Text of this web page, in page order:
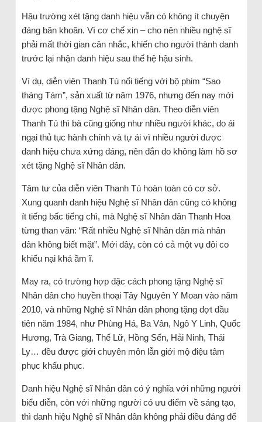
Hậu trường xét tặng danh hiệu vẫn có không ít chuyện
đáng băn khoăn. Vì cơ chế xin – cho nên nhiều nghệ sĩ
phải mất thời gian cân nhắc, khiến cho người thành danh
trước lại nhận danh hiệu sau thế hệ hậu sinh.
Ví dụ, diễn viên Thanh Tú nổi tiếng với bộ phim “Sao
tháng Tám”, sản xuất từ năm 1976, nhưng đến nay mới
được phong tặng Nghệ sĩ Nhân dân. Theo diễn viên
Thanh Tú thì bà cũng giống như nhiều người khác, do ái
ngại thủ tục hành chính và tự ái vì nhiều người được
danh hiệu chưa xứng đáng, nên đắn đo không làm hồ sơ
xét tặng Nghệ sĩ Nhân dân.
Tâm tư của diễn viên Thanh Tú hoàn toàn có cơ sở.
Xung quanh danh hiệu Nghệ sĩ Nhân dân cũng có không
ít tiếng bấc tiếng chì, mà Nghệ sĩ Nhân dân Thanh Hoa
từng than vãn: “Rất nhiều Nghệ sĩ Nhân dân mà nhân
dân không biết mặt”. Mới đây, còn có cả một vụ đôi co
khiếu nại khá ầm ĩ.
May ra, có trường hợp đặc cách phong tặng Nghệ sĩ
Nhân dân cho huyền thoại Tây Nguyên Y Moan vào năm
2010, và những Nghệ sĩ Nhân dân phong tặng đợt đầu
tiên năm 1984, như Phùng Há, Ba Vân, Ngô Y Linh, Quốc
Hương, Trà Giang, Thế Lữ, Hồng Sến, Hải Ninh, Thái
Ly… đều được giới chuyên môn lẫn giới mộ điệu tâm
phục khẩu phục.
Danh hiệu Nghệ sĩ Nhân dân có ý nghĩa với những người
biểu diễn, còn với những người có ưu điểm về sáng tạo,
thì danh hiệu Nghệ sĩ Nhân dân không phải điều đáng để